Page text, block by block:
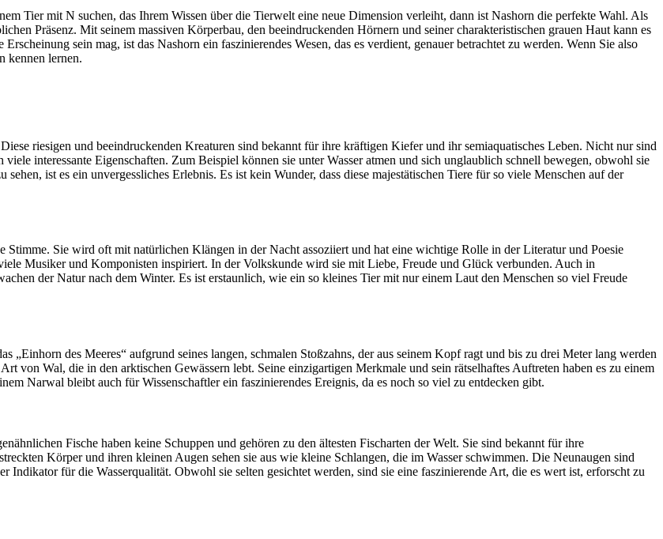
Tier mit N suchen, das Ihrem Wissen über die Tierwelt eine neue Dimension verleiht, dann ist Nashorn die perfekte Wahl. Als
Präsenz. Mit seinem massiven Körperbau, den beeindruckenden Hörnern und seiner charakteristischen grauen Haut kann es
sein mag, ist das Nashorn ein faszinierendes Wesen, das es verdient, genauer betrachtet zu werden. Wenn Sie also
kennen lernen.
riesigen und beeindruckenden Kreaturen sind bekannt für ihre kräftigen Kiefer und ihr semiaquatisches Leben. Nicht nur sind
interessante Eigenschaften. Zum Beispiel können sie unter Wasser atmen und sich unglaublich schnell bewegen, obwohl sie
ist es ein unvergessliches Erlebnis. Es ist kein Wunder, dass diese majestätischen Tiere für so viele Menschen auf der
Sie wird oft mit natürlichen Klängen in der Nacht assoziiert und hat eine wichtige Rolle in der Literatur und Poesie
Musiker und Komponisten inspiriert. In der Volkskunde wird sie mit Liebe, Freude und Glück verbunden. Auch in
der Natur nach dem Winter. Es ist erstaunlich, wie ein so kleines Tier mit nur einem Laut den Menschen so viel Freude
„Einhorn des Meeres“ aufgrund seines langen, schmalen Stoßzahns, der aus seinem Kopf ragt und bis zu drei Meter lang werden
von Wal, die in den arktischen Gewässern lebt. Seine einzigartigen Merkmale und sein rätselhaftes Auftreten haben es zu einem
Narwal bleibt auch für Wissenschaftler ein faszinierendes Ereignis, da es noch so viel zu entdecken gibt.
Fische haben keine Schuppen und gehören zu den ältesten Fischarten der Welt. Sie sind bekannt für ihre
Körper und ihren kleinen Augen sehen sie aus wie kleine Schlangen, die im Wasser schwimmen. Die Neunaugen sind
für die Wasserqualität. Obwohl sie selten gesichtet werden, sind sie eine faszinierende Art, die es wert ist, erforscht zu